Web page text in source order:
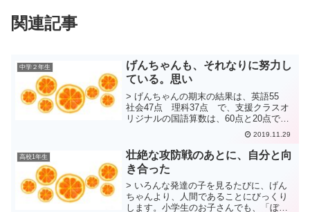
関連記事
中学２年生
げんちゃんも、それなりに努力し
ている。思い
> げんちゃんの期末の結果は、英語55
社会47点 理科37点 で、支援クラスオ
リジナルの国語算数は、60点と20点でし
た。テスト前の準備時点で、抜いてしま
うことも多かったのですが、英語50点越
えは、げんちゃんの伸びでしょう。何か
月前か、げ...
2019.11.29
高校1年生
壮絶な攻防戦のあとに、自分と向
き合った
> いろんな発達の子を見るたびに、げん
ちゃんより、人間であることにびっくり
します。小学生のお子さんでも、「ぼく